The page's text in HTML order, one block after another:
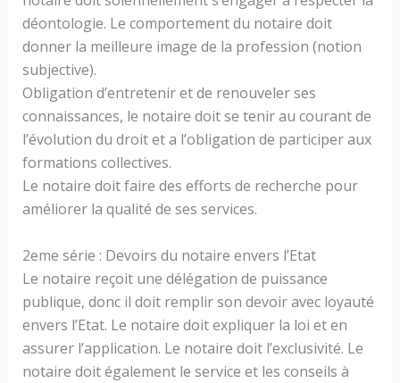
déontologie. Le comportement du notaire doit
donner la meilleure image de la profession (notion
subjective).
Obligation d’entretenir et de renouveler ses
connaissances, le notaire doit se tenir au courant de
l’évolution du droit et a l’obligation de participer aux
formations collectives.
Le notaire doit faire des efforts de recherche pour
améliorer la qualité de ses services.
2eme série : Devoirs du notaire envers l’Etat
Le notaire reçoit une délégation de puissance
publique, donc il doit remplir son devoir avec loyauté
envers l’Etat. Le notaire doit expliquer la loi et en
assurer l’application. Le notaire doit l’exclusivité. Le
notaire doit également le service et les conseils à